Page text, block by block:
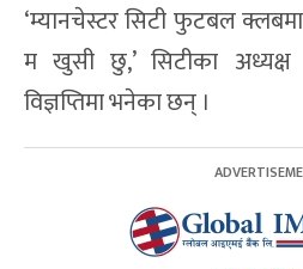
‘म्यानचेस्टर सिटी फुटबल क्लबमा
म खुसी छु,’ सिटीका
विज्ञप्तिमा भनेका छन् ।